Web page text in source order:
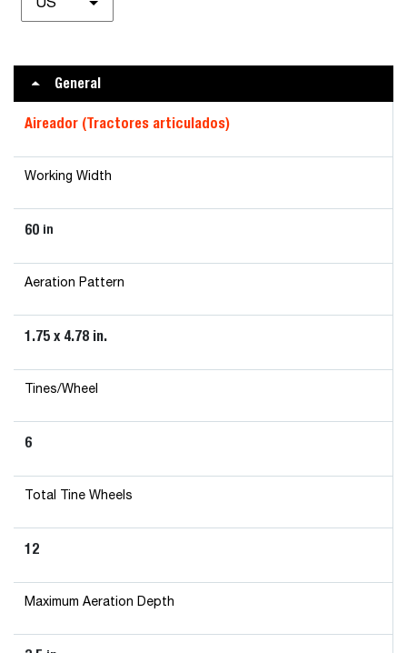
US
General
Aireador (Tractores articulados)
Working Width
60 in
Aeration Pattern
1.75 x 4.78 in.
Tines/Wheel
6
Total Tine Wheels
12
Maximum Aeration Depth